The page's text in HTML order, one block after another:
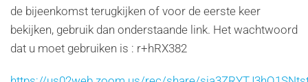
de bijeenkomst terugkijken of voor de eerste keer
bekijken, gebruik dan onderstaande link. Het wachtwoord
dat u moet gebruiken is : r+hRX382